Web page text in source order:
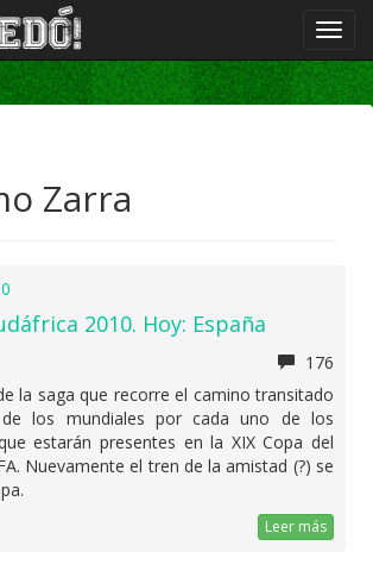
Zarra
2010. Hoy: España
176
la saga que recorre el camino transitado
los mundiales por cada uno de los
estarán presentes en la XIX Copa del
Nuevamente el tren de la amistad (?) se
Leer más